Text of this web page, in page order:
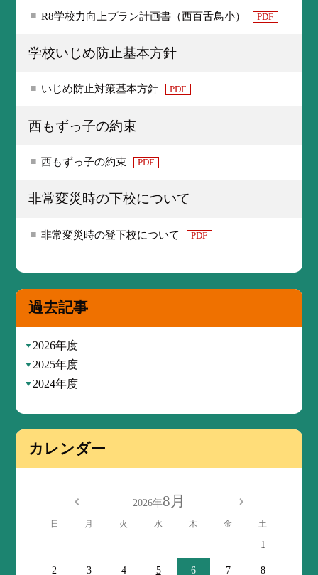
R8学校力向上プラン計画書（西百舌鳥小） PDF
学校いじめ防止基本方針
いじめ防止対策基本方針 PDF
西もずっ子の約束
西もずっ子の約束 PDF
非常変災時の下校について
非常変災時の登下校について PDF
過去記事
2026年度
2025年度
2024年度
カレンダー
2026年8月
日 月 火 水 木 金 土
1
2 3 4 5 6 7 8